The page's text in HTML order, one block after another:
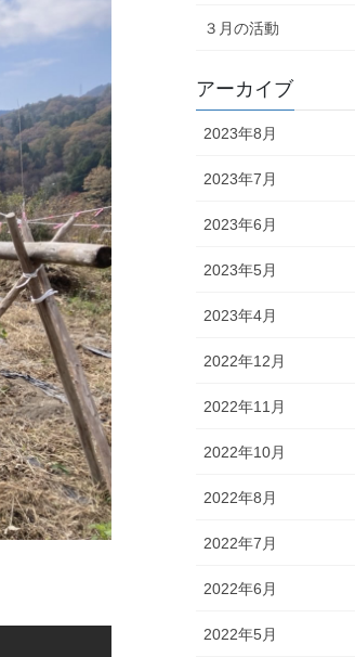
３月の活動
アーカイブ
2023年8月
2023年7月
2023年6月
2023年5月
2023年4月
2022年12月
2022年11月
2022年10月
2022年8月
2022年7月
2022年6月
2022年5月